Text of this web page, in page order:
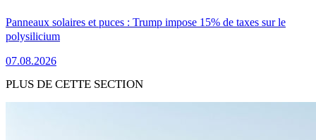
Panneaux solaires et puces : Trump impose 15% de taxes sur le
polysilicium
07.08.2026
PLUS DE CETTE SECTION